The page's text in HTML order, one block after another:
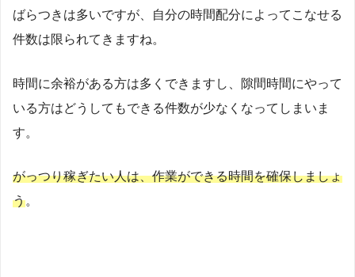
ばらつきは多いですが、自分の時間配分によってこなせる
件数は限られてきますね。
時間に余裕がある方は多くできますし、隙間時間にやって
いる方はどうしてもできる件数が少なくなってしまいま
す。
がっつり稼ぎたい人は、作業ができる時間を確保しましょ
う。